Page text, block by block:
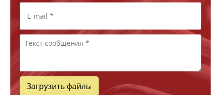
Загрузить файлы